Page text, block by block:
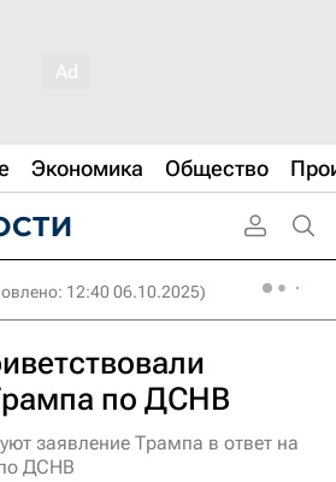
Экономика Общество
12:40 06.10.2025)
по ДСНВ
заявление Трампа в ответ на
ДСНВ